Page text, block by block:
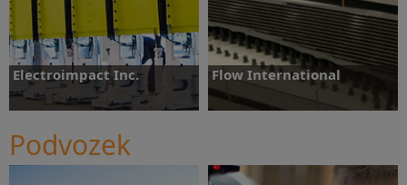
Electroimpact Inc. Flow International
Podvozek